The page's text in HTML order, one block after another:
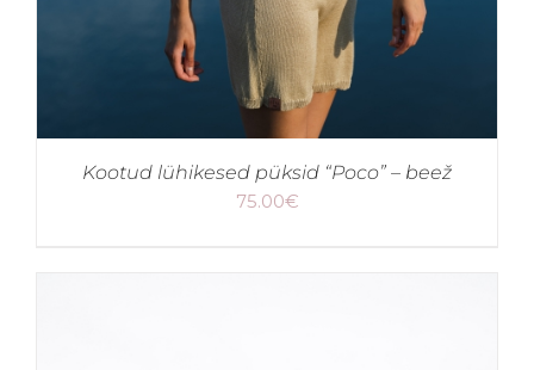
Kootud lühikesed püksid “Poco” – beež
75.00€